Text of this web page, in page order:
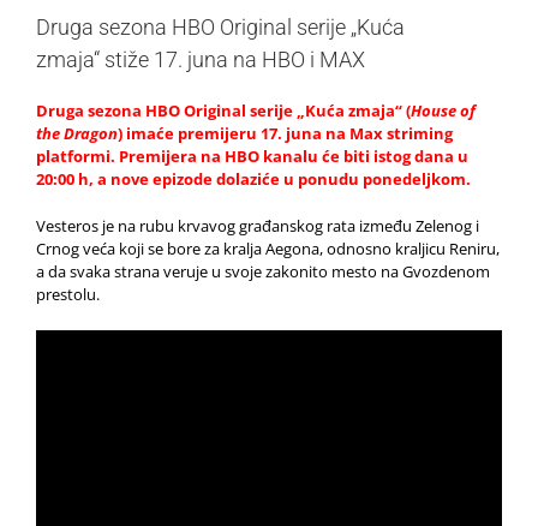
Druga sezona HBO Original serije „Kuća
zmaja“ stiže 17. juna na HBO i MAX
Druga sezona HBO Original serije „Kuća zmaja“ (House of
the Dragon) imaće premijeru 17. juna na Max striming
platformi. Premijera na HBO kanalu će biti istog dana u
20:00 h, a nove epizode dolaziće u ponudu ponedeljkom.
Vesteros je na rubu krvavog građanskog rata između Zelenog i
Crnog veća koji se bore za kralja Aegona, odnosno kraljicu Reniru,
a da svaka strana veruje u svoje zakonito mesto na Gvozdenom
prestolu.